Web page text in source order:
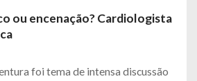
ou encenação? Cardiologista
foi tema de intensa discussão